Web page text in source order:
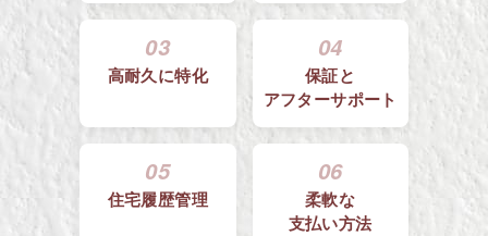
03
高耐久に特化
04
保証と
アフターサポート
05
住宅履歴管理
06
柔軟な
支払い方法